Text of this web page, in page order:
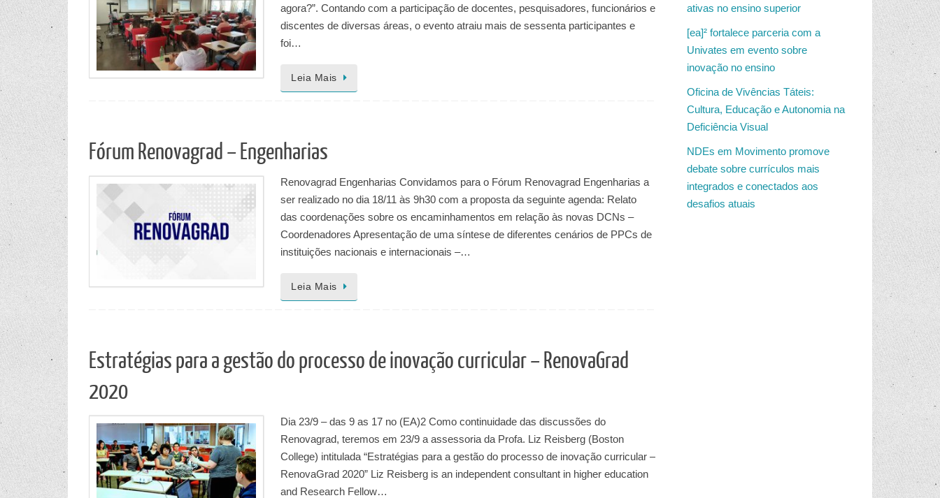
agora?”. Contando com a participação de docentes, pesquisadores, funcionários e
discentes de diversas áreas, o evento atraiu mais de sessenta participantes e
foi…
Leia Mais
Fórum Renovagrad – Engenharias
Renovagrad Engenharias Convidamos para o Fórum Renovagrad Engenharias a
ser realizado no dia 18/11 às 9h30 com a proposta da seguinte agenda: Relato
das coordenações sobre os encaminhamentos em relação às novas DCNs –
Coordenadores Apresentação de uma síntese de diferentes cenários de PPCs de
instituições nacionais e internacionais –…
Leia Mais
Estratégias para a gestão do processo de inovação curricular – RenovaGrad
2020
Dia 23/9 – das 9 as 17 no (EA)2 Como continuidade das discussões do
Renovagrad, teremos em 23/9 a assessoria da Profa. Liz Reisberg (Boston
College) intitulada “Estratégias para a gestão do processo de inovação curricular –
RenovaGrad 2020” Liz Reisberg is an independent consultant in higher education
and Research Fellow…
ativas no ensino superior
[ea]² fortalece parceria com a
Univates em evento sobre
inovação no ensino
Oficina de Vivências Táteis:
Cultura, Educação e Autonomia na
Deficiência Visual
NDEs em Movimento promove
debate sobre currículos mais
integrados e conectados aos
desafios atuais